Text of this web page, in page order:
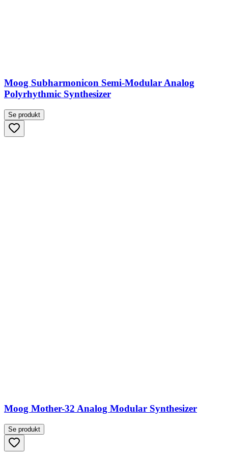
Moog Subharmonicon Semi-Modular Analog
Polyrhythmic Synthesizer
Se produkt
Moog Mother-32 Analog Modular Synthesizer
Se produkt